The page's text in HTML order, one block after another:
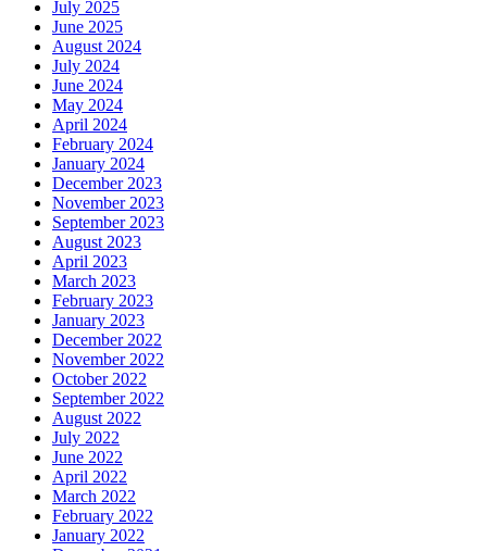
July 2025
June 2025
August 2024
July 2024
June 2024
May 2024
April 2024
February 2024
January 2024
December 2023
November 2023
September 2023
August 2023
April 2023
March 2023
February 2023
January 2023
December 2022
November 2022
October 2022
September 2022
August 2022
July 2022
June 2022
April 2022
March 2022
February 2022
January 2022